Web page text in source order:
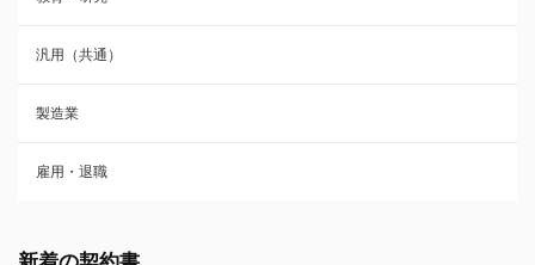
汎用（共通）
製造業
雇用・退職